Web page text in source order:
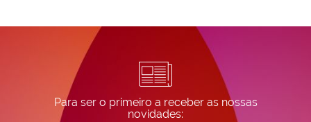
Para ser o primeiro a receber as nossas
novidades: